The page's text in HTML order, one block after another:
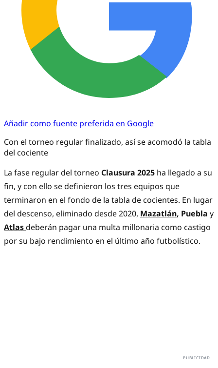
Añadir como fuente preferida en Google
Con el torneo regular finalizado, así se acomodó la tabla
del cociente
La fase regular del torneo Clausura 2025 ha llegado a su
fin, y con ello se definieron los tres equipos que
terminaron en el fondo de la tabla de cocientes. En lugar
del descenso, eliminado desde 2020, Mazatlán, Puebla y
Atlasdeberán pagar una multa millonaria como castigo
por su bajo rendimiento en el último año futbolístico.